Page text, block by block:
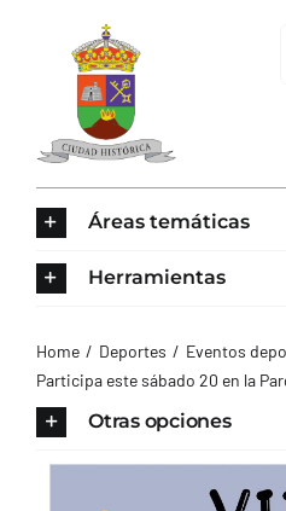
contenido
AYUNTAMIENTO
Áreas temáticas
Herramientas
Home Deportes
Eventos
Participa este sábado 20 en la
Otras opciones